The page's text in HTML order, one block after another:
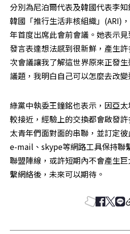
分別為尼泊爾代表及韓國代表李
韓國「推行生活非核組織」(ARI)
年首度出席此會前會議。她表示
發言表達想法感到很新鮮，產生
次會議讓我了解這世界原來正發
議題，我明白自己可以怎麼去改變
綠黨中執委王鐘銘也表示，因亞
較接近，經驗上的交換都會啟發
太青年們面對面的串聯，並訂定
e-mail、skype等網路工具保持聯
聯盟陣線，或許短期內不會產生
繫網絡後，未來可以期待。